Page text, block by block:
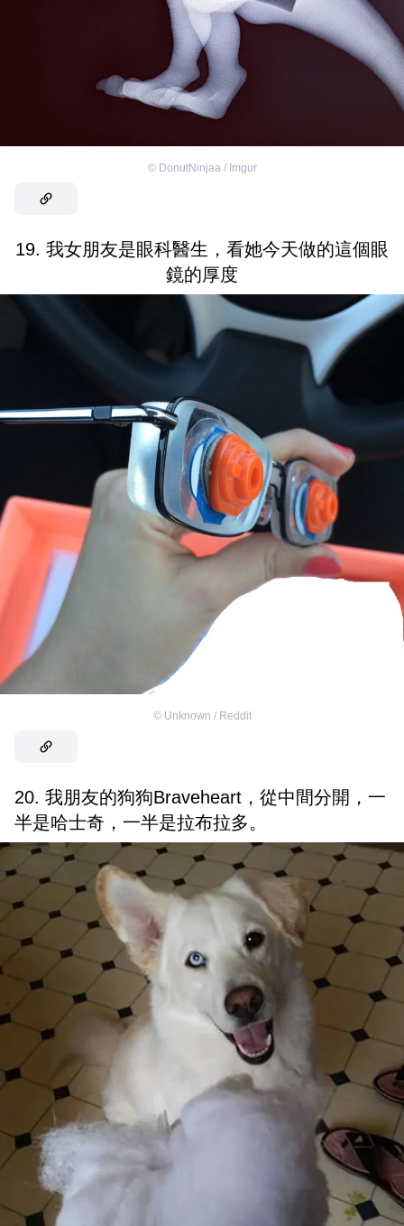
© DonutNinjaa / Imgur
19. 我女朋友是眼科醫生，看她今天做的這個眼
鏡的厚度
© Unknown / Reddit
20. 我朋友的狗狗Braveheart，從中間分開，一
半是哈士奇，一半是拉布拉多。